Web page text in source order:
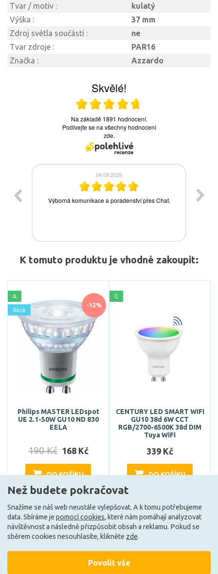
Tvar / motiv :
kulatý
Výška :
37 mm
Zdroj světla součástí :
ne
Tvar zdroje :
PAR16
Značka :
Azzardo
K tomuto produktu je vhodné zakoupit:
-12%
A
Akce
Philips MASTER LEDspot
UE 2.1-50W GU10 ND 830
EELA
190 Kč 168 Kč
DO KOŠÍKU
Skladem e-shop (4 ks)
G
CENTURY LED SMART WIFI
GU10 38d 6W CCT
RGB/2700-6500K 38d DIM
Tuya WiFi
339 Kč
DO KOŠÍKU
Může být u Vás 16. 9.
G A
Než budete pokračovat
Snažíme se náš web neustále vylepšovat. A k tomu potřebujeme
data. Sbíráme je pomocí cookies, které nám pomáhají analyzovat
návštěvnost a následně přizpůsobit obsah a reklamu. Pokud se
sběrem cookies nesouhlasíte, klikněte zde.
Povolit vše